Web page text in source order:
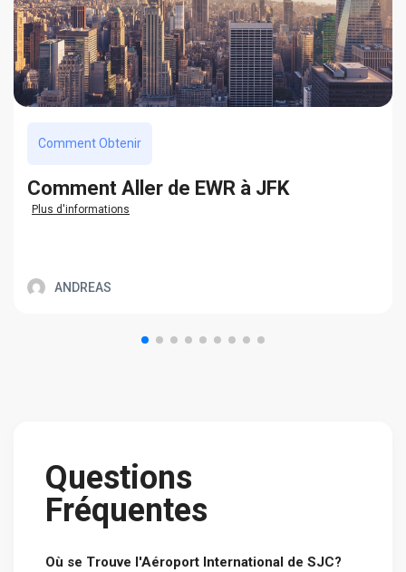
Comment Obtenir
Сomment Aller de EWR à JFK
Plus d'informations
ANDREAS
Questions
Fréquentes
Où se Trouve l'Aéroport International de SJC?